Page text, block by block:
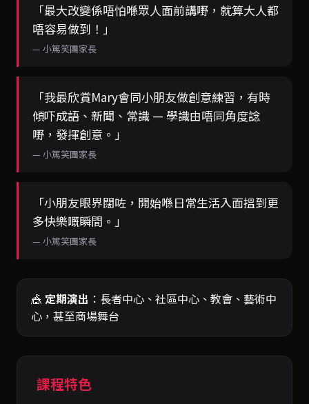
「最大改變係唔怕喺眾人面前講嘢，就算大人都
唔容易做到！」
— 小篤笑團家長
「我最欣賞Mary會同小朋友做創意練習，有時
傾吓成語、新聞、常識 — 學識由唔同角度諗
嘢，發揮創意。」
— 小篤笑團家長
「小朋友眼界闊咗，開始喺日常生活入面搵到更
多快樂嘅瞬間。」
— 小篤笑團家長
🎪 定期演出 ：長者中心、社區中心、教會、藝術中
心，甚至商場舞台
課程特色